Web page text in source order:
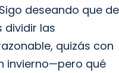
deseando que de
dividir las
quizás con
invierno—pero qué